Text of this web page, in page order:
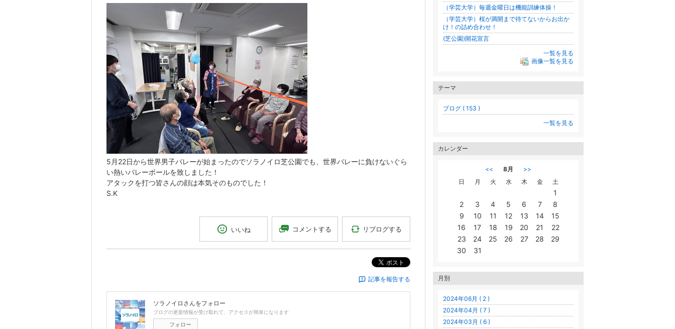
5月22日から世界男子バレーが始まったのでソラノイロ芝公園でも、世界バレーに負けないぐら
い熱いバレーボールを致しました！
アタックを打つ皆さんの顔は本気そのものでした！
S.K
いいね コメントする リブログする
ポスト
記事を報告する
ソラノイロ さんをフォロー
ブログの更新情報が受け取れて、アクセスが簡単になります
フォロー
（学芸大学）毎週金曜日は機能訓練体操！
（学芸大学）桜が満開まで待てないからお出か
け！の詰め合わせ！
(芝公園)開花宣言
一覧を見る
画像一覧を見る
テーマ
ブログ ( 153 )
一覧を見る
カレンダー
<< 8月
>>
日
月 火 水 木 金 土
1
2
3 4 5 6 7
8
9
10 11 12 13 14
15
16
17 18 19 20 21
22
23
24 25 26 27 28
29
30
31
月別
2024年06月 ( 2 )
2024年04月 ( 7 )
2024年03月 ( 6 )